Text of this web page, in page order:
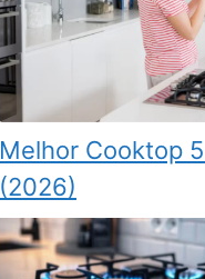
Melhor Cooktop
(2026)